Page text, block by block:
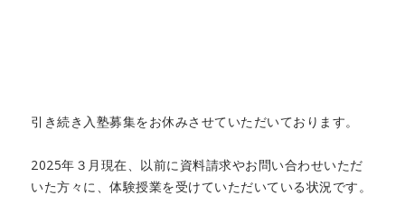
引き続き入塾募集をお休みさせていただいております。
2025年３月現在、以前に資料請求やお問い合わせいただ
いた方々に、体験授業を受けていただいている状況です。